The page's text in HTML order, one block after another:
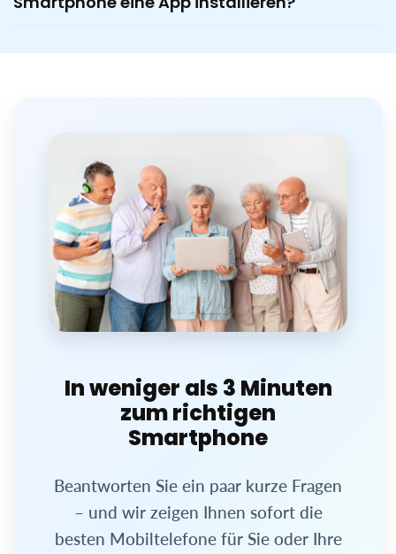
In weniger als 3 Minuten
zum richtigen
Smartphone
Beantworten Sie ein paar kurze Fragen
– und wir zeigen Ihnen sofort die
besten Mobiltelefone für Sie oder Ihre